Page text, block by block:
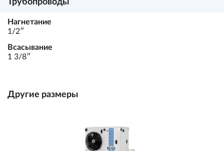
Трубопроводы
Нагнетание
1/2ʺ
Всасывание
1 3/8ʺ
Другие размеры